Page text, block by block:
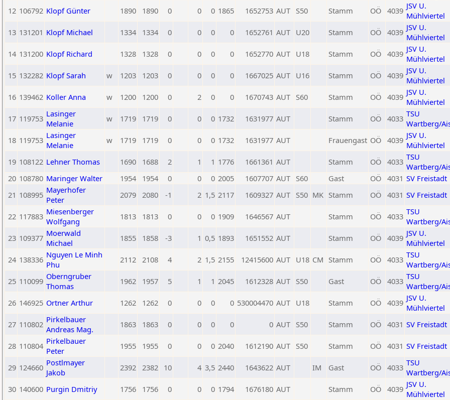
12 106792 Klopf Günter 1890 1890 0 0 0 1865 1652753 AUT S50 Stamm OÖ 4039 JSV U.
Mühlviertel
13 131201 Klopf Michael 1334 1334 0 0 0 0 1652761 AUT U20 Stamm OÖ 4039 JSV U.
Mühlviertel
14 131200 Klopf Richard 1328 1328 0 0 0 0 1652770 AUT U18 Stamm OÖ 4039 JSV U.
Mühlviertel
15 132282 Klopf Sarah w 1203 1203 0 0 0 0 1667025 AUT U16 Stamm OÖ 4039 JSV U.
Mühlviertel
16 139462 Koller Anna w 1200 1200 0 2 0 0 1670743 AUT S60 Stamm OÖ 4039 JSV U.
Mühlviertel
17 119753 Lasinger
Melanie
w 1719 1719 0 0 0 1732 1631977 AUT Stamm OÖ 4033 TSU
Wartberg/
18 119753 Lasinger
Melanie
w 1719 1719 0 0 0 1732 1631977 AUT Frauengast OÖ 4039 JSV U.
Mühlviertel
19 108122 Lehner Thomas 1690 1688 2 1 1 1776 1661361 AUT Stamm OÖ 4033 TSU
Wartberg/
20 108780 Maringer Walter 1954 1954 0 0 0 2005 1607707 AUT S60 Gast OÖ 4031 SV Freistadt
21 108995 Mayerhofer
Peter
2079 2080 -1 2 1,5 2117 1609327 AUT S50 MK Stamm OÖ 4031 SV Freistadt
22 117883 Miesenberger
Wolfgang
1813 1813 0 0 0 1909 1646567 AUT Stamm OÖ 4033 TSU
Wartberg/
23 109377 Moerwald
Michael
1855 1858 -3 1 0,5 1893 1651552 AUT Stamm OÖ 4039 JSV U.
Mühlviertel
24 138336 Nguyen Le Minh
Phu
2112 2108 4 2 1,5 2155 12415600 AUT U18 CM Stamm OÖ 4033 TSU
Wartberg/
25 110099 Oberngruber
Thomas
1962 1957 5 1 1 2045 1612328 AUT S50 Gast OÖ 4033 TSU
Wartberg/
26 146925 Ortner Arthur 1262 1262 0 0 0 0 530004470 AUT U18 Stamm OÖ 4039 JSV U.
Mühlviertel
27 110802 Pirkelbauer
Andreas Mag.
1863 1863 0 0 0 0 0 AUT S50 Stamm OÖ 4031 SV Freistadt
28 110804 Pirkelbauer
Peter
1955 1955 0 0 0 2040 1612190 AUT S50 Stamm OÖ 4031 SV Freistadt
29 124660 Postlmayer
Jakob
2392 2382 10 4 3,5 2440 1643622 AUT IM Gast OÖ 4033 TSU
Wartberg/
30 140600 Purgin Dmitriy 1756 1756 0 0 0 1794 1676180 AUT Stamm OÖ 4039 JSV U.
Mühlviertel